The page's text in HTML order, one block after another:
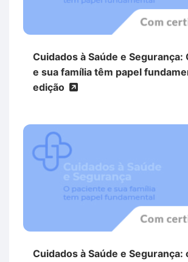
Cuidados à Saúde e Segurança:
e sua família têm papel
edição
Cuidados à Saúde e Segurança: